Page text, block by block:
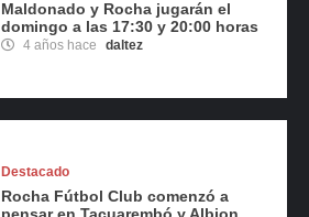
Maldonado y Rocha jugarán el
domingo a las 17:30 y 20:00 horas
4 años hace daltez
Destacado
Rocha Fútbol Club comenzó a